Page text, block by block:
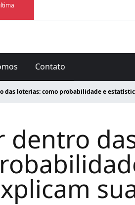
Contato
das loterias: como probabilidade e
dentro